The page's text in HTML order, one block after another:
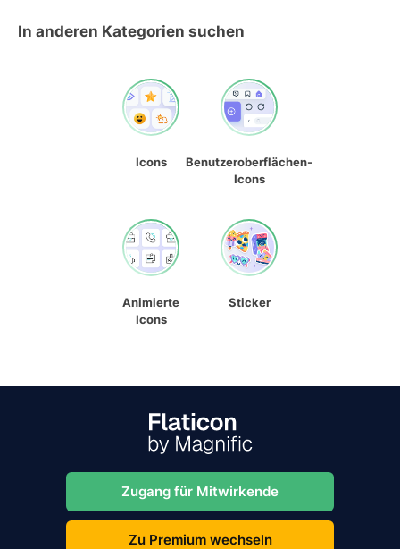
In anderen Kategorien suchen
Icons
Benutzeroberflächen-
Icons
Animierte
Icons
Sticker
Zugang für Mitwirkende
Zu Premium wechseln